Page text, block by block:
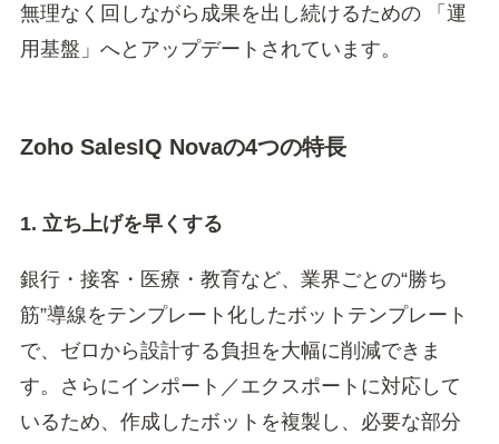
無理なく回しながら成果を出し続けるための 「運
用基盤」へとアップデートされています。
Zoho SalesIQ Novaの4つの特長
1. 立ち上げを早くする
銀行・接客・医療・教育など、業界ごとの“勝ち
筋”導線をテンプレート化したボットテンプレート
で、ゼロから設計する負担を大幅に削減できま
す。さらにインポート／エクスポートに対応して
いるため、作成したボットを複製し、必要な部分